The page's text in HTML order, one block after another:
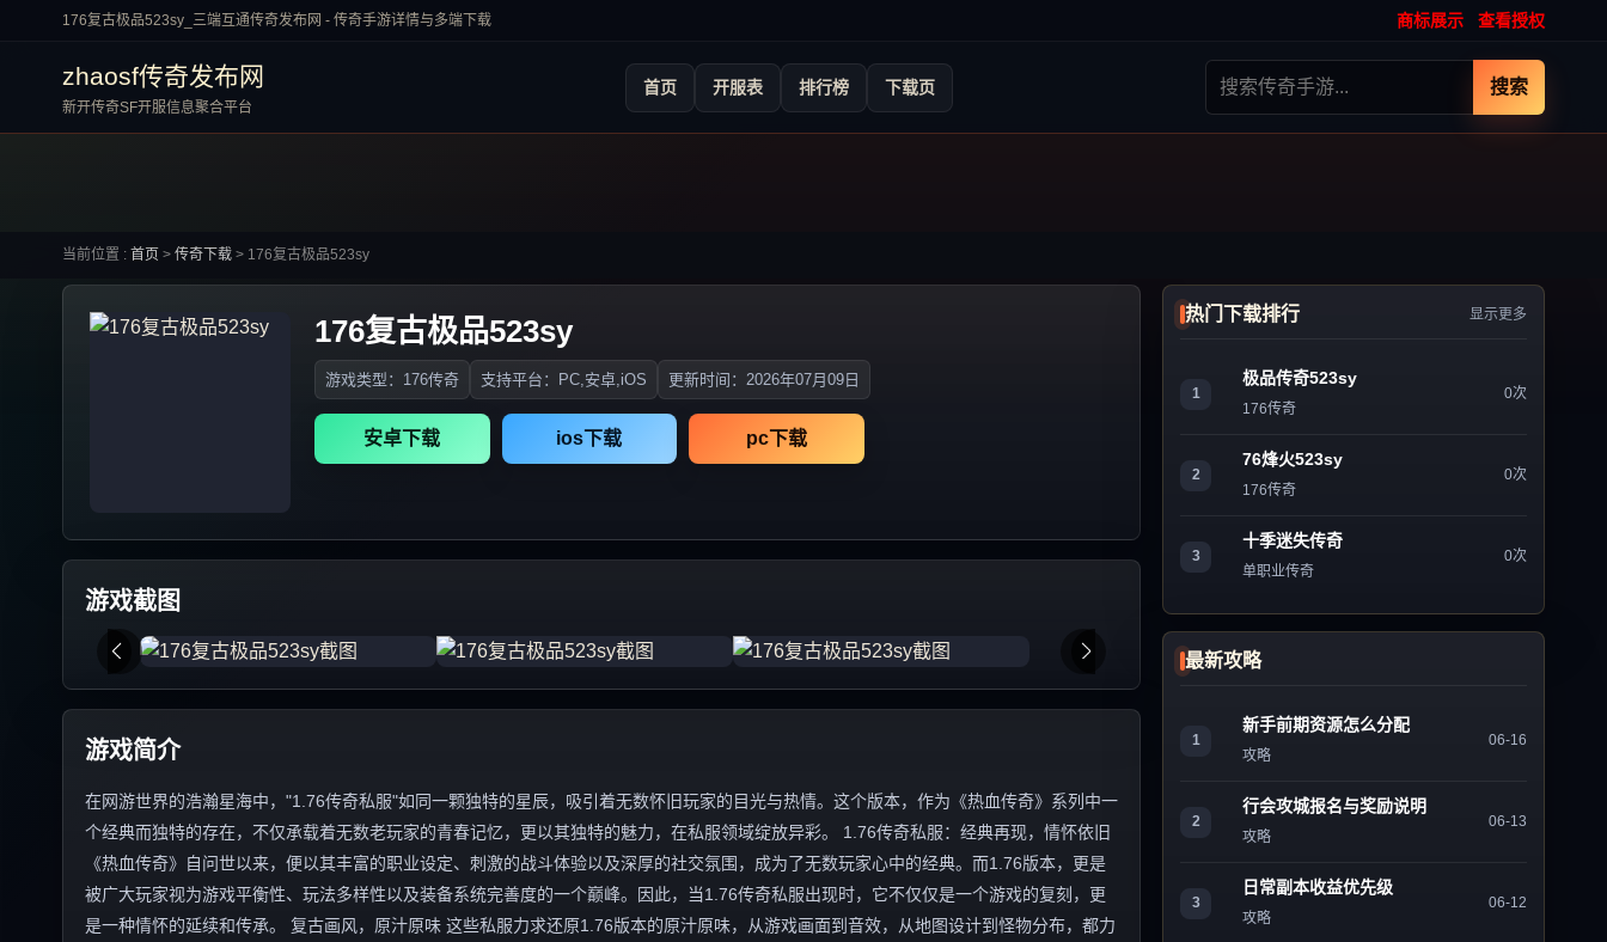
176复古极品523sy_三端互通传奇发布网 - 传奇手游详情与多端下载 商标展示 查看授权
zhaosf传奇发布网
新开传奇SF开服信息聚合平台
首页 开服表 排行榜 下载页 搜索
当前位置 : 首页 > 传奇下载 > 176复古极品523sy
176复古极品523sy
游戏类型：176传奇 支持平台：PC,安卓,iOS 更新时间：2026年07月09日
安卓下载 ios下载 pc下载
游戏截图
游戏简介
在网游世界的浩瀚星海中，"1.76传奇私服"如同一颗独特的星辰，吸引着无数怀旧玩家的目光与热情。这个版本，作为《热血传奇》系列中一
个经典而独特的存在，不仅承载着无数老玩家的青春记忆，更以其独特的魅力，在私服领域绽放异彩。 1.76传奇私服：经典再现，情怀依旧
《热血传奇》自问世以来，便以其丰富的职业设定、刺激的战斗体验以及深厚的社交氛围，成为了无数玩家心中的经典。而1.76版本，更是
被广大玩家视为游戏平衡性、玩法多样性以及装备系统完善度的一个巅峰。因此，当1.76传奇私服出现时，它不仅仅是一个游戏的复刻，更
是一种情怀的延续和传承。 复古画风，原汁原味 这些私服力求还原1.76版本的原汁原味，从游戏画面到音效，从地图设计到怪物分布，都力
热门下载排行 显示更多
1
极品传奇523sy
176传奇
0次
2
76烽火523sy
176传奇
0次
3
十季迷失传奇
单职业传奇
0次
最新攻略
1
新手前期资源怎么分配
攻略
06-16
2
行会攻城报名与奖励说明
攻略
06-13
3
日常副本收益优先级
攻略
06-12